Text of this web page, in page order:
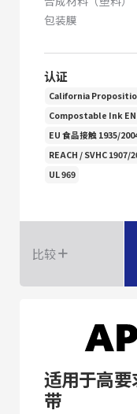
包装膜
认证
California
Compostable Ink EN
EU 食品接触 1935/
REACH / SVHC 1907/
UL 969
比较
适用于高
带